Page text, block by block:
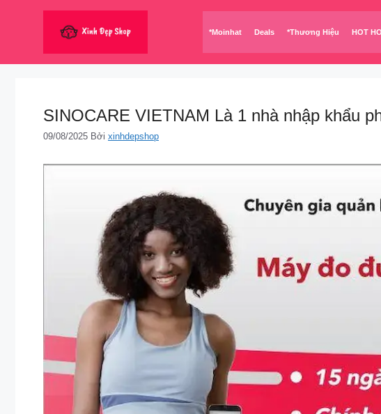
*Moinhat Deals *Thương Hiệu HOT
SINOCARE VIETNAM Là 1 nhà nhập khẩu
09/08/2025 Bởi xinhdepshop